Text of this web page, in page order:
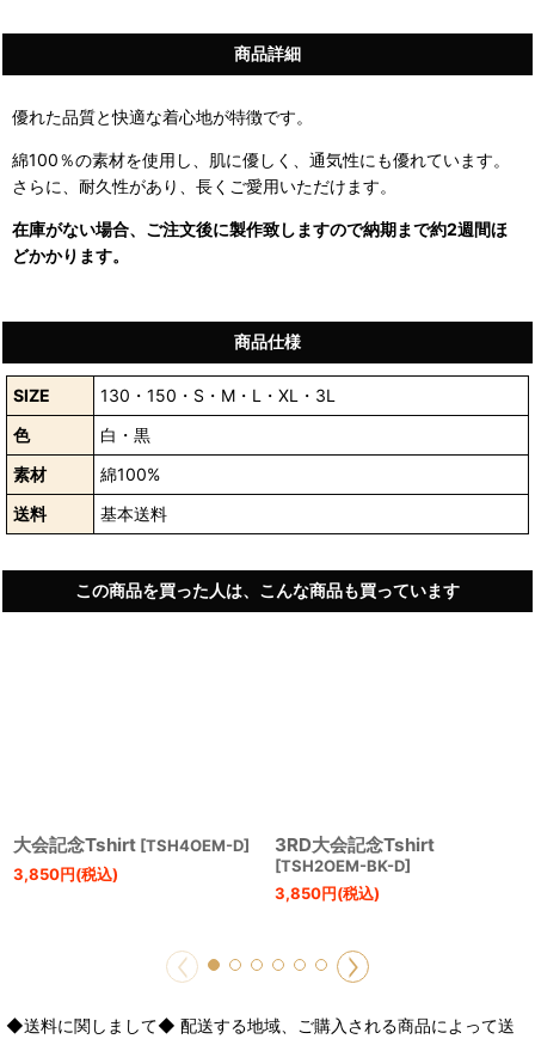
商品詳細
優れた品質と快適な着心地が特徴です。
綿100％の素材を使用し、肌に優しく、通気性にも優れています。
さらに、耐久性があり、長くご愛用いただけます。
在庫がない場合、ご注文後に製作致しますので納期まで約2週間ほ
どかかります。
商品仕様
SIZE
130・150・S・M・L・XL・3L
色
白・黒
素材
綿100%
送料
基本送料
この商品を買った人は、こんな商品も買っています
大会記念Tshirt [TSH4OEM-D]
3,850円(税込)
3RD大会記念Tshirt
[TSH2OEM-BK-D]
3,850円(税込)
◆送料に関しまして◆ 配送する地域、ご購入される商品によって送